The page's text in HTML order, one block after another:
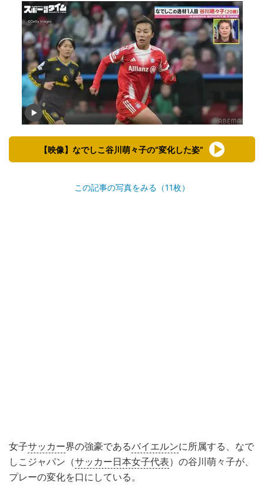
【映像】なでしこ谷川萌々子の“変化した姿”
この記事の写真をみる（11枚）
女子サッカー界の強豪であるバイエルンに所属する、なで
しこジャパン（サッカー日本女子代表）の谷川萌々子が、
プレーの変化を口にしている。